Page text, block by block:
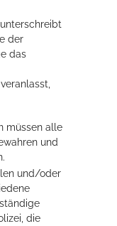
der
das
müssen alle
und
und/oder
die